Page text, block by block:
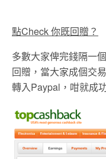
點Check 你既回贈？
多數大家俾完錢隔一
回贈，當大家成個交
轉入Paypal，咁就成